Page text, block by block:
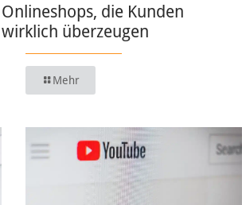
Onlineshops, die Kunden
wirklich überzeugen
Mehr